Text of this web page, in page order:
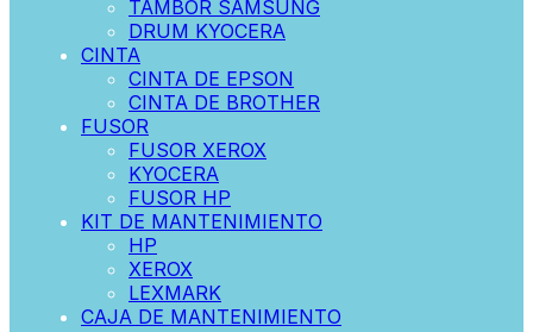
TAMBOR SAMSUNG
DRUM KYOCERA
CINTA
CINTA DE EPSON
CINTA DE BROTHER
FUSOR
FUSOR XEROX
KYOCERA
FUSOR HP
KIT DE MANTENIMIENTO
HP
XEROX
LEXMARK
CAJA DE MANTENIMIENTO